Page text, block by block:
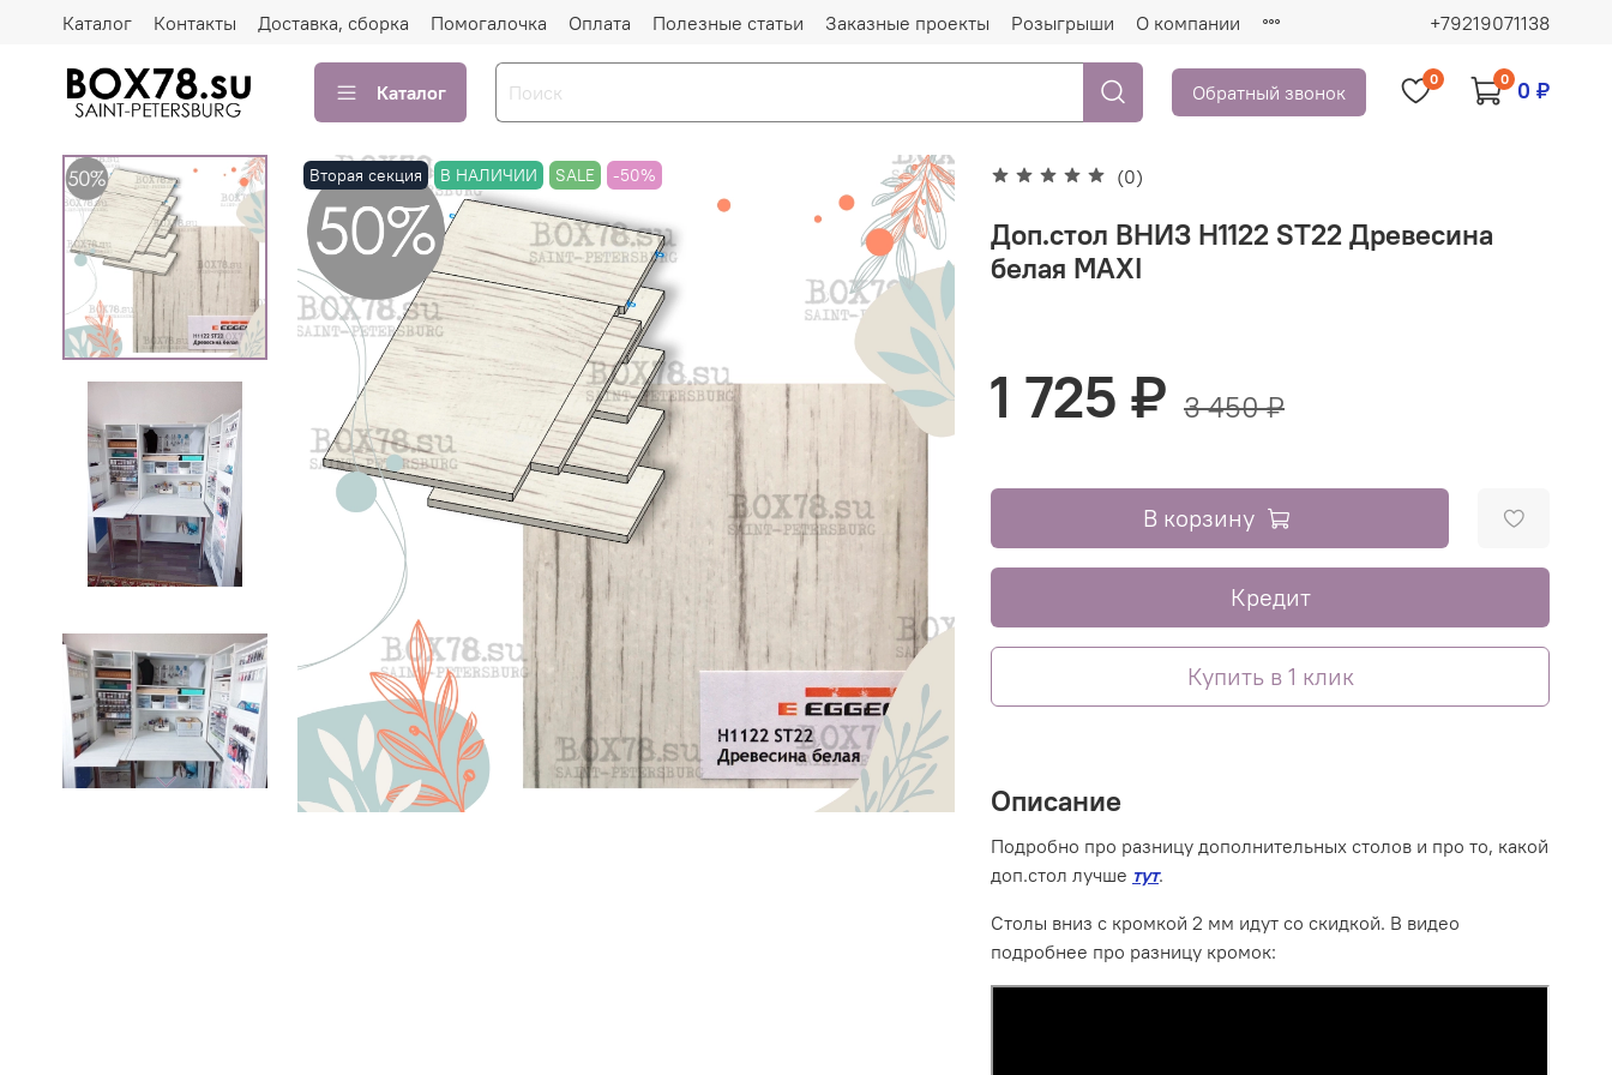
Каталог Контакты Доставка, сборка Помогалочка Оплата Полезные статьи Заказные проекты Розыгрыши О компании +79219071138
Каталог Обратный звонок
0 0 0 ₽
Вторая секция В НАЛИЧИИ SALE -50% (0)
Доп.стол ВНИЗ H1122 ST22 Древесина
белая MAXI
1 725 ₽ 3 450 ₽
В корзину
Кредит
Купить в 1 клик
Описание
Подробно про разницу дополнительных столов и про то, какой
доп.стол лучше тут.
Столы вниз с кромкой 2 мм идут со скидкой. В видео
подробнее про разницу кромок: